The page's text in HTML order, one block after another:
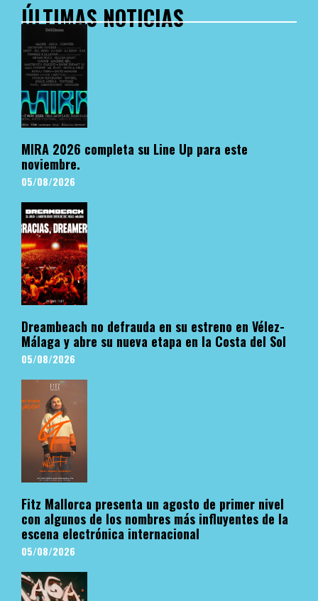
ÚLTIMAS NOTICIAS
MIRA 2026 completa su Line Up para este
noviembre.
05/08/2026
Dreambeach no defrauda en su estreno en Vélez-
Málaga y abre su nueva etapa en la Costa del Sol
05/08/2026
Fitz Mallorca presenta un agosto de primer nivel
con algunos de los nombres más influyentes de la
escena electrónica internacional
05/08/2026